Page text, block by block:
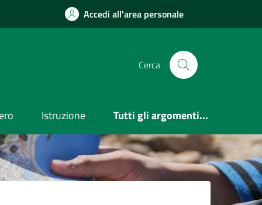
Accedi all'area personale
Cerca
Istruzione Tutti gli argomenti...